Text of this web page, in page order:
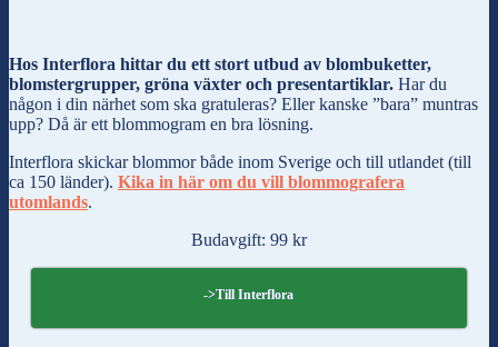
Hos Interflora hittar du ett stort utbud av blombuketter,
blomstergrupper, gröna växter och presentartiklar. Har du
någon i din närhet som ska gratuleras? Eller kanske ”bara” muntras
upp? Då är ett blommogram en bra lösning.
Interflora skickar blommor både inom Sverige och till utlandet (till
ca 150 länder). Kika in här om du vill blommografera
utomlands.
Budavgift: 99 kr
->Till Interflora